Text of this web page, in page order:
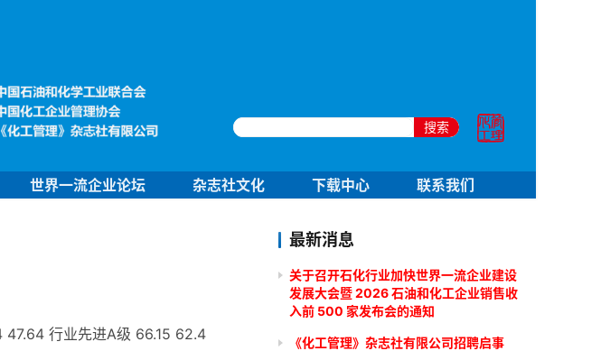
搜索
世界一流企业论坛 杂志社文化 下载中心 联系我们
47.64 行业先进A级 66.15 62.4
最新消息
关于召开石化行业加快世界一流企业建设
发展大会暨 2026 石油和化工企业销售收
入前 500 家发布会的通知
《化工管理》杂志社有限公司招聘启事